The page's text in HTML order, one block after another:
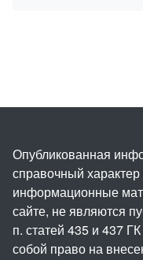
Опубликованная
справочный
информационные
сайте, не являются
п. статей 435 и 437
собой право на